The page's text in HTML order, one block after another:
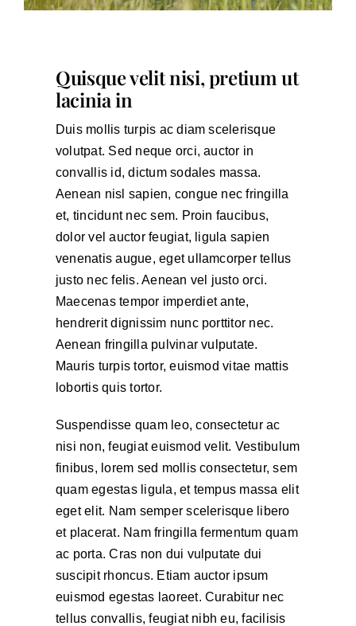
Quisque velit nisi, pretium ut
lacinia in
Duis mollis turpis ac diam scelerisque
volutpat. Sed neque orci, auctor in
convallis id, dictum sodales massa.
Aenean nisl sapien, congue nec fringilla
et, tincidunt nec sem. Proin faucibus,
dolor vel auctor feugiat, ligula sapien
venenatis augue, eget ullamcorper tellus
justo nec felis. Aenean vel justo orci.
Maecenas tempor imperdiet ante,
hendrerit dignissim nunc porttitor nec.
Aenean fringilla pulvinar vulputate.
Mauris turpis tortor, euismod vitae mattis
lobortis quis tortor.
Suspendisse quam leo, consectetur ac
nisi non, feugiat euismod velit. Vestibulum
finibus, lorem sed mollis consectetur, sem
quam egestas ligula, et tempus massa elit
eget elit. Nam semper scelerisque libero
et placerat. Nam fringilla fermentum quam
ac porta. Cras non dui vulputate dui
suscipit rhoncus. Etiam auctor ipsum
euismod egestas laoreet. Curabitur nec
tellus convallis, feugiat nibh eu, facilisis